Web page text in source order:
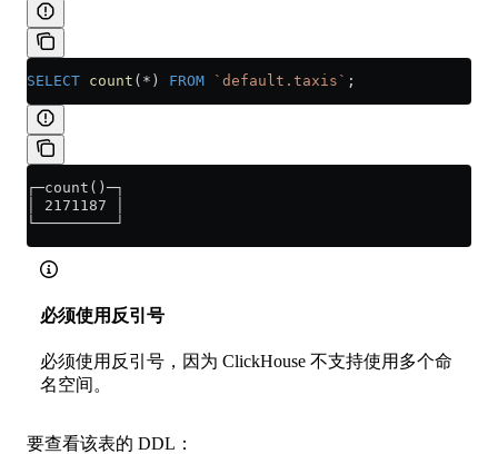
SELECT count ( * ) FROM `default.taxis` ;
┌─count()─┐
│ 2171187 │
└─────────┘
必须使用反引号
必须使用反引号，因为 ClickHouse 不支持使用多个命
名空间。
要查看该表的 DDL：